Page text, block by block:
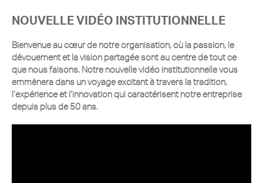
NOUVELLE VIDÉO INSTITUTIONNELLE
Bienvenue au cœur de notre organisation, où la passion, le
dévouement et la vision partagée sont au centre de tout ce
que nous faisons. Notre nouvelle vidéo institutionnelle vous
emmènera dans un voyage excitant à travers la tradition,
l’expérience et l’innovation qui caractérisent notre entreprise
depuis plus de 50 ans.